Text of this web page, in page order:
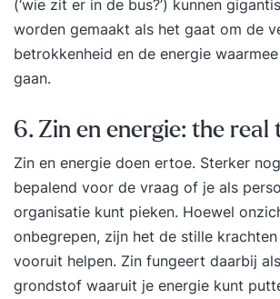
(‘wie zit er in de bus?’) kunnen
worden gemaakt als het gaat om de
betrokkenheid en de energie
gaan.
6. Zin en energie: the real
Zin en energie doen ertoe. Sterker
bepalend voor de vraag of je als
organisatie kunt pieken. Hoewel
onbegrepen, zijn het de stille
vooruit helpen. Zin fungeert daarbij
grondstof waaruit je energie kunt